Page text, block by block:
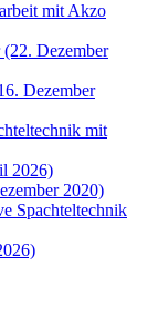
mit Akzo
Dezember
Dezember
mit
2026)
2020)
Spachteltechnik